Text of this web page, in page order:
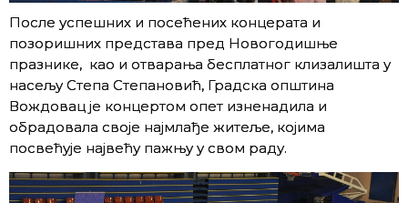
После успешних и посећених концерата и
позоришних представа пред Новогодишње
празнике, као и отварања бесплатног клизалишта у
насељу Степа Степановић, Градска општина
Вождовац је концертом опет изненадила и
обрадовала своје најмлађе житеље, којима
посвећује највећу пажњу у свом раду.